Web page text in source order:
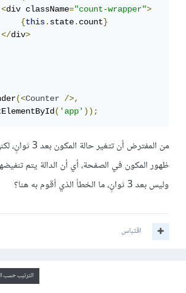
<div className="count-wrapper">
{this.state.count}
</div>
(<Counter
/>,
('app'));
من المفترض أن تتغير
ظهور المكون في الصفحة، أي أن الدالة يتم
وليس بعد 3 ثوانٍ، ما الخطأ الذي أقوم به هنا؟
اقتباس
الترتيب حسب